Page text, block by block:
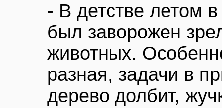
- В детстве летом
был заворожен
животных.
разная, задачи в
дерево долбит,